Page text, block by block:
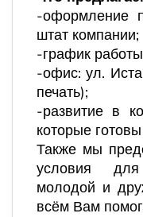
-оформление
штат компании;
-график
-офис: ул.
печать);
-развитие в
которые
Также мы
условия
молодой и
всём Вам